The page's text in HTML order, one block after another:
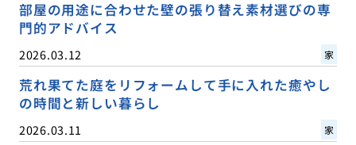
部屋の用途に合わせた壁の張り替え素材選びの専
門的アドバイス
2026.03.12 家
荒れ果てた庭をリフォームして手に入れた癒やし
の時間と新しい暮らし
2026.03.11 家